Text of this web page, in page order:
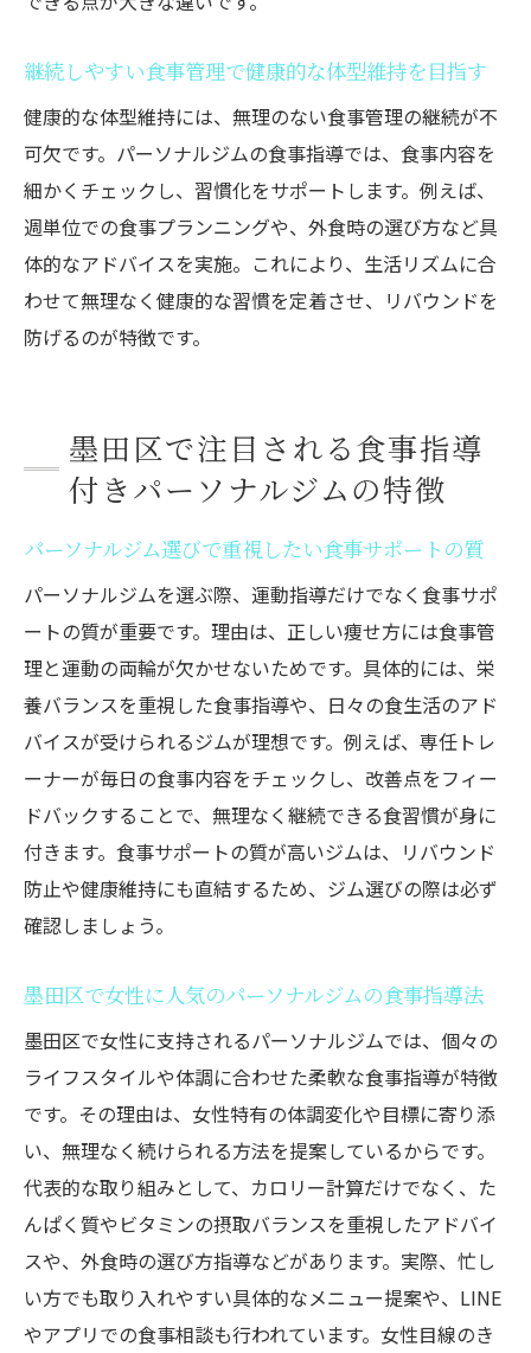
変化
外食やコンビニ食でもOK｜忙しい30代女性向け
パーソナルジムが教える外食・コンビニ活
忙しい女性が続けやすいダイエット食事法
とは
食事指導付きパーソナルジムの時短アドバ
イス集
外食派におすすめのパーソナルジム食事指
導例
変わった体験談
パーソナルジム利用者の食事指導での変化
に注目
実体験からわかる正しい痩せ方とパーソナ
ルジムの効果
リバウンドしないダイエット成功談と継続
のコツ
パーソナルジムの食事サポートで得た健康
の実感
ダイエット成功者が語る食事指導のありが
継続しやすい食事管理で健康的な体型維持を目指す
健康的な体型維持には、無理のない食事管理の継続が不
可欠です。パーソナルジムの食事指導では、食事内容を
細かくチェックし、習慣化をサポートします。例えば、
週単位での食事プランニングや、外食時の選び方など具
体的なアドバイスを実施。これにより、生活リズムに合
わせて無理なく健康的な習慣を定着させ、リバウンドを
防げるのが特徴です。
墨田区で注目される食事指導
付きパーソナルジムの特徴
パーソナルジム選びで重視したい食事サポートの質
パーソナルジムを選ぶ際、運動指導だけでなく食事サポ
ートの質が重要です。理由は、正しい痩せ方には食事管
理と運動の両輪が欠かせないためです。具体的には、栄
養バランスを重視した食事指導や、日々の食生活のアド
バイスが受けられるジムが理想です。例えば、専任トレ
ーナーが毎日の食事内容をチェックし、改善点をフィー
ドバックすることで、無理なく継続できる食習慣が身に
付きます。食事サポートの質が高いジムは、リバウンド
防止や健康維持にも直結するため、ジム選びの際は必ず
確認しましょう。
墨田区で女性に人気のパーソナルジムの食事指導法
墨田区で女性に支持されるパーソナルジムでは、個々の
ライフスタイルや体調に合わせた柔軟な食事指導が特徴
です。その理由は、女性特有の体調変化や目標に寄り添
い、無理なく続けられる方法を提案しているからです。
代表的な取り組みとして、カロリー計算だけでなく、た
んぱく質やビタミンの摂取バランスを重視したアドバイ
スや、外食時の選び方指導などがあります。実際、忙し
い方でも取り入れやすい具体的なメニュー提案や、LINE
やアプリでの食事相談も行われています。女性目線のき